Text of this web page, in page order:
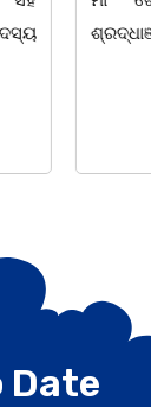
ଅନୁଷ୍ଠିତ ହୋଇଥିଲା
Date